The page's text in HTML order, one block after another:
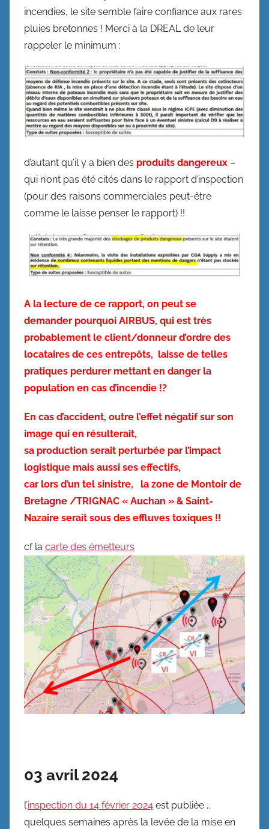
incendies, le site semble faire confiance aux rares
pluies bretonnes ! Merci à la DREAL de leur
rappeler le minimum :
d’autant qu’il y a bien des produits dangereux –
qui n’ont pas été cités dans le rapport d’inspection
(pour des raisons commerciales peut-être
comme le laisse penser le rapport) !!
A la lecture de ce rapport, on peut se
demander pourquoi AIRBUS, qui est très
probablement le client/donneur d’ordre des
locataires de ces entrepôts, laisse de telles
pratiques perdurer mettant en danger la
population en cas d’incendie !?
En cas d’accident, outre l’effet négatif sur son
image qui en résulterait,
sa production serait perturbée par l’impact
logistique mais aussi ses effectifs,
car lors d’un tel sinistre, la zone de Montoir de
Bretagne /TRIGNAC « Auchan » & Saint-
Nazaire serait sous des effluves toxiques !!
cf la carte des émetteurs
03 avril 2024
l’inspection du 14 février 2024 est publiée ..
quelques semaines après la levée de la mise en